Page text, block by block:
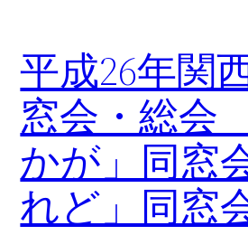
平成26年関
窓会・総
かが」同窓
れど」同窓